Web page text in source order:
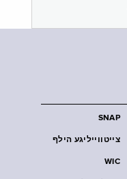
SNAP
צייטווייליגע הילף
WIC